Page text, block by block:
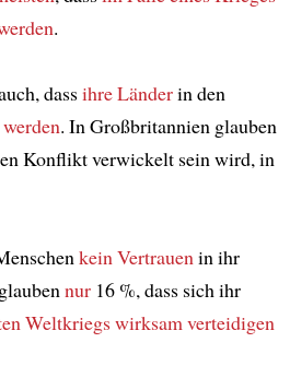
.
dassihre Länderin den
. In Großbritannien glauben
Konflikt verwickelt sein wird, in
kein Vertrauenin ihr
nur16 %, dass sich ihr
Weltkriegswirksamverteidigen